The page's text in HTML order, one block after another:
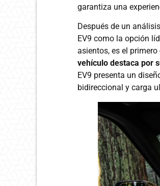
garantiza una
Después de un
EV9 como la opción
asientos, es el primero
vehículo destaca por
EV9 presenta un
bidireccional y carga